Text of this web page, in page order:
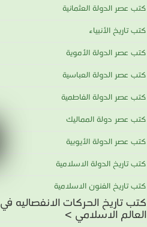
كتب عصر الدولة العثمانية
كتب تاريخ الأنبياء
كتب عصر الدولة الأموية
كتب عصر الدولة العباسية
كتب عصر الدولة الفاطمية
كتب عصر دولة المماليك
كتب عصر الدولة الأيوبية
كتب تاريخ الدولة الاسلامية
كتب تاريخ الفنون الاسلامية
كتب تاريخ الحركات الانفصاليه في
العالم الاسلامي >